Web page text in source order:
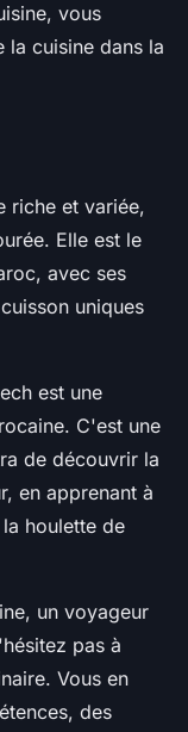
vous
cuisine dans la
riche et variée,
Elle est le
avec ses
uniques
est une
C'est une
de découvrir la
en apprenant à
houlette de
un voyageur
pas à
Vous en
des